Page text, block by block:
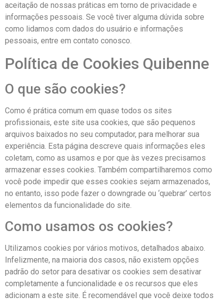
aceitação de nossas práticas em torno de privacidade e
informações pessoais. Se você tiver alguma dúvida sobre
como lidamos com dados do usuário e informações
pessoais, entre em contato conosco.
Política de Cookies Quibenne
O que são cookies?
Como é prática comum em quase todos os sites
profissionais, este site usa cookies, que são pequenos
arquivos baixados no seu computador, para melhorar sua
experiência. Esta página descreve quais informações eles
coletam, como as usamos e por que às vezes precisamos
armazenar esses cookies. Também compartilharemos como
você pode impedir que esses cookies sejam armazenados,
no entanto, isso pode fazer o downgrade ou ‘quebrar’ certos
elementos da funcionalidade do site.
Como usamos os cookies?
Utilizamos cookies por vários motivos, detalhados abaixo.
Infelizmente, na maioria dos casos, não existem opções
padrão do setor para desativar os cookies sem desativar
completamente a funcionalidade e os recursos que eles
adicionam a este site. É recomendável que você deixe todos